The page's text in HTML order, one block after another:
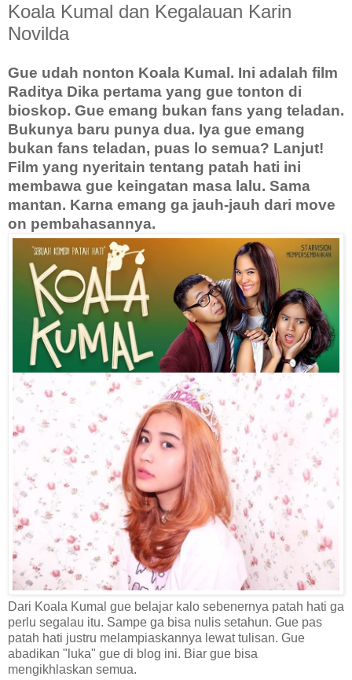
Koala Kumal dan Kegalauan Karin
Novilda
Gue udah nonton Koala Kumal. Ini adalah film
Raditya Dika pertama yang gue tonton di
bioskop. Gue emang bukan fans yang teladan.
Bukunya baru punya dua. Iya gue emang
bukan fans teladan, puas lo semua? Lanjut!
Film yang nyeritain tentang patah hati ini
membawa gue keingatan masa lalu. Sama
mantan. Karna emang ga jauh-jauh dari move
on pembahasannya.
Dari Koala Kumal gue belajar kalo sebenernya patah hati ga
perlu segalau itu. Sampe ga bisa nulis setahun. Gue pas
patah hati justru melampiaskannya lewat tulisan. Gue
abadikan "luka" gue di blog ini. Biar gue bisa
mengikhlaskan semua.